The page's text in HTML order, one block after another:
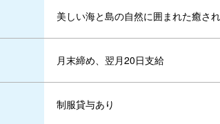
美しい海と島の自然に囲まれた癒さ
月末締め、翌月20日支給
制服貸与あり